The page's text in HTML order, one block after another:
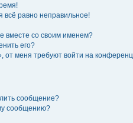
всё равно неправильное!
вместе со своим именем?
его?
от меня требуют войти на
сообщение?
сообщению?